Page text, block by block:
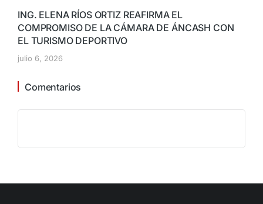
ING. ELENA RÍOS ORTIZ REAFIRMA EL
COMPROMISO DE LA CÁMARA DE ÁNCASH CON
EL TURISMO DEPORTIVO
julio 6, 2026
Comentarios